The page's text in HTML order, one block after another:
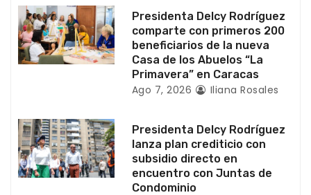
e
n
t
a
d
Presidenta Delcy Rodríguez
comparte con primeros 200
beneficiarios de la nueva
Casa de los Abuelos “La
Primavera” en Caracas
Ago 7, 2026 Iliana Rosales
Presidenta Delcy Rodríguez
lanza plan crediticio con
subsidio directo en
encuentro con Juntas de
Condominio